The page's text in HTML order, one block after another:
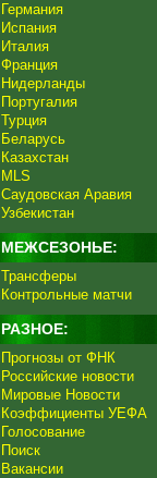
Германия
Испания
Италия
Франция
Нидерланды
Португалия
Турция
Беларусь
Казахстан
MLS
Саудовская Аравия
Узбекистан
МЕЖСЕЗОНЬЕ:
Трансферы
Контрольные матчи
РАЗНОЕ:
Прогнозы от ФНК
Российские новости
Мировые Новости
Коэффициенты УЕФА
Голосование
Поиск
Вакансии